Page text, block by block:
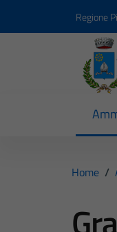
Regione
Home /